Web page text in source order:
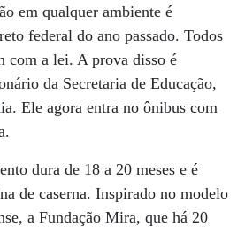
em qualquer ambiente é
federal do ano passado. Todos
com a lei. A prova disso é
da Secretaria de Educação,
Ele agora entra no ônibus com
dura de 18 a 20 meses e é
de caserna. Inspirado no modelo
a Fundação Mira, que há 20